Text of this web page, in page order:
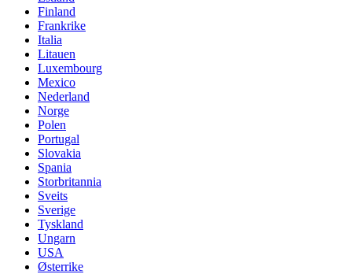
Finland
Frankrike
Italia
Litauen
Luxembourg
Mexico
Nederland
Norge
Polen
Portugal
Slovakia
Spania
Storbritannia
Sveits
Sverige
Tyskland
Ungarn
USA
Østerrike